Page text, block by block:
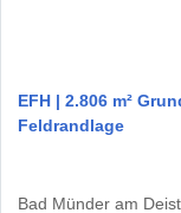
EFH | 2.806 m²
Feldrandlage
Bad Münder am